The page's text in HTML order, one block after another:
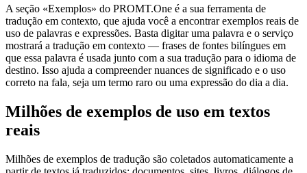
A seção «Exemplos» do PROMT.One é a sua ferramenta de
tradução em contexto, que ajuda você a encontrar exemplos reais de
uso de palavras e expressões. Basta digitar uma palavra e o serviço
mostrará a tradução em contexto — frases de fontes bilíngues em
que essa palavra é usada junto com a sua tradução para o idioma de
destino. Isso ajuda a compreender nuances de significado e o uso
correto na fala, seja um termo raro ou uma expressão do dia a dia.
Milhões de exemplos de uso em textos
reais
Milhões de exemplos de tradução são coletados automaticamente a